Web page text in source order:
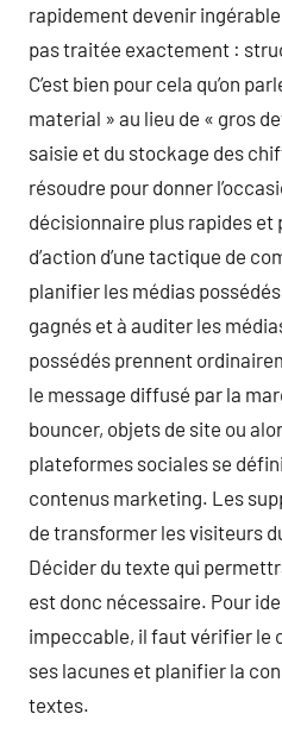
rapidement devenir ingérable
pas traitée exactement :
C’est bien pour cela qu’on
material » au lieu de « gros
saisie et du stockage des
résoudre pour donner
décisionnaire plus rapides et
d’action d’une tactique de
planifier les médias
gagnés et à auditer les
possédés prennent
le message diffusé par la
bouncer, objets de site ou
plateformes sociales se
contenus marketing. Les
de transformer les visiteurs
Décider du texte qui
est donc nécessaire. Pour
impeccable, il faut vérifier le
ses lacunes et planifier la
textes.